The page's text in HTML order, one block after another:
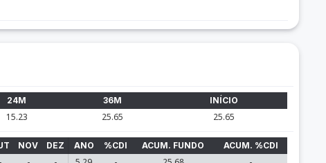
24M 36M INÍCIO
15.23 25.65 25.65
NOV DEZ ANO %CDI ACUM. FUNDO
ACUM. %CDI